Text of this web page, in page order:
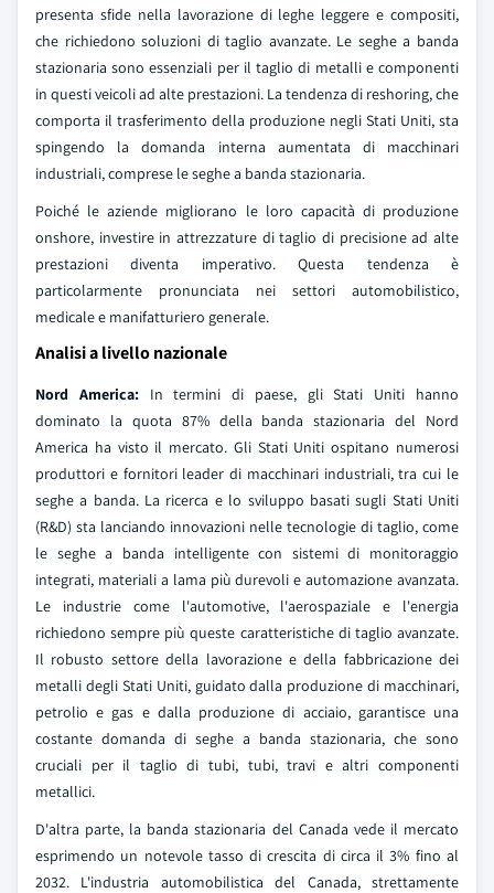
presenta sfide nella lavorazione di leghe leggere e compositi,
che richiedono soluzioni di taglio avanzate. Le seghe a banda
stazionaria sono essenziali per il taglio di metalli e componenti
in questi veicoli ad alte prestazioni. La tendenza di reshoring, che
comporta il trasferimento della produzione negli Stati Uniti, sta
spingendo la domanda interna aumentata di macchinari
industriali, comprese le seghe a banda stazionaria.
Poiché le aziende migliorano le loro capacità di produzione
onshore, investire in attrezzature di taglio di precisione ad alte
prestazioni diventa imperativo. Questa tendenza è
particolarmente pronunciata nei settori automobilistico,
medicale e manifatturiero generale.
Analisi a livello nazionale
Nord America:In termini di paese, gli Stati Uniti hanno
dominato la quota 87% della banda stazionaria del Nord
America ha visto il mercato. Gli Stati Uniti ospitano numerosi
produttori e fornitori leader di macchinari industriali, tra cui le
seghe a banda. La ricerca e lo sviluppo basati sugli Stati Uniti
(R&D) sta lanciando innovazioni nelle tecnologie di taglio, come
le seghe a banda intelligente con sistemi di monitoraggio
integrati, materiali a lama più durevoli e automazione avanzata.
Le industrie come l'automotive, l'aerospaziale e l'energia
richiedono sempre più queste caratteristiche di taglio avanzate.
Il robusto settore della lavorazione e della fabbricazione dei
metalli degli Stati Uniti, guidato dalla produzione di macchinari,
petrolio e gas e dalla produzione di acciaio, garantisce una
costante domanda di seghe a banda stazionaria, che sono
cruciali per il taglio di tubi, tubi, travi e altri componenti
metallici.
D'altra parte, la banda stazionaria del Canada vede il mercato
esprimendo un notevole tasso di crescita di circa il 3% fino al
2032. L'industria automobilistica del Canada, strettamente